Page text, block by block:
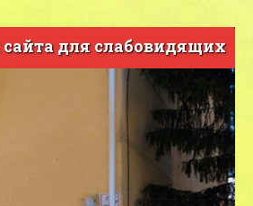
сайта для слабовидящих